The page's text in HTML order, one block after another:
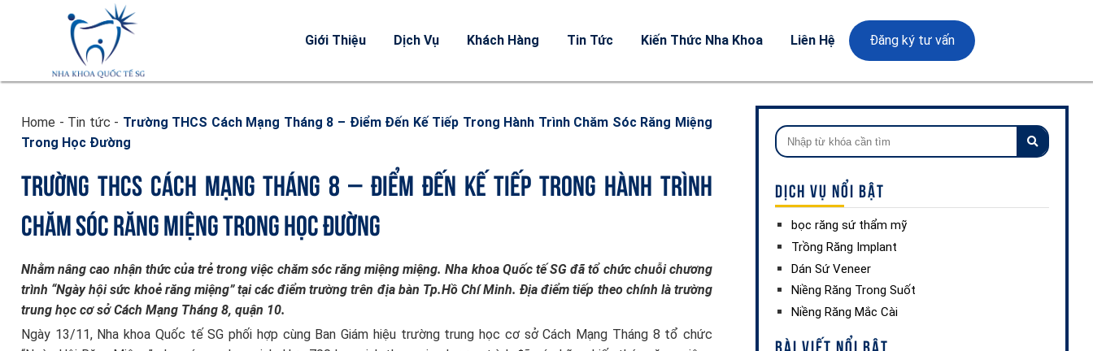
Giới Thiệu Dịch Vụ Khách Hàng Tin Tức Kiến Thức Nha Khoa Liên Hệ Đăng ký tư vấn
Home - Tin tức - Trường THCS Cách Mạng Tháng 8 – Điểm Đến Kế Tiếp Trong Hành Trình Chăm Sóc Răng Miệng
Trong Học Đường
TRƯỜNG THCS CÁCH MẠNG THÁNG 8 – ĐIỂM ĐẾN KẾ TIẾP TRONG HÀNH TRÌNH
CHĂM SÓC RĂNG MIỆNG TRONG HỌC ĐƯỜNG
Nhằm nâng cao nhận thức của trẻ trong việc chăm sóc răng miệng miệng. Nha khoa Quốc tế SG đã tổ chức chuỗi chương
trình “Ngày hội sức khoẻ răng miệng” tại các điểm trường trên địa bàn Tp.Hồ Chí Minh. Địa điểm tiếp theo chính là trường
trung học cơ sở Cách Mạng Tháng 8, quận 10.
Ngày 13/11, Nha khoa Quốc tế SG phối hợp cùng Ban Giám hiệu trường trung học cơ sở Cách Mạng Tháng 8 tổ chức
DỊCH VỤ NỔI BẬT
bọc răng sứ thẩm mỹ
Trồng Răng Implant
Dán Sứ Veneer
Niềng Răng Trong Suốt
Niềng Răng Mắc Cài
BÀI VIẾT NỔI BẬT